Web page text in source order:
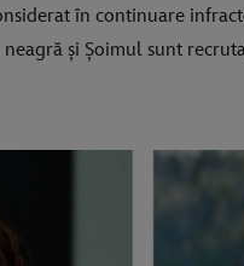
în continuare
și Șoimul sunt